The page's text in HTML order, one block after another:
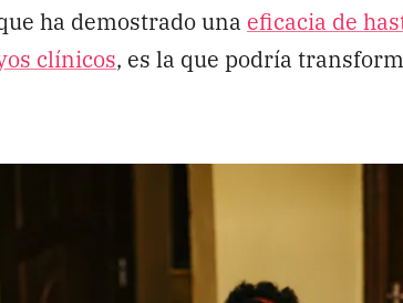
ha demostrado una eficacia de
clínicos, es la que podría